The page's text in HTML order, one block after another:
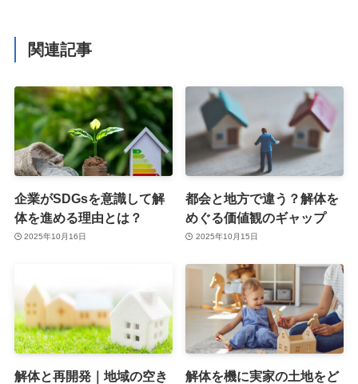
関連記事
企業がSDGsを意識して解
体を進める理由とは？
2025年10月16日
都会と地方で違う？解体を
めぐる価値観のギャップ
2025年10月15日
解体と再開発｜地域の空き
解体を機に実家の土地をど